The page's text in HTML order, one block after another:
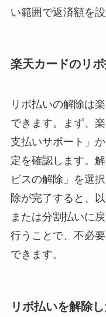
い範囲で返済額を
楽天カードのリ
リボ払いの解除は
できます。まず、
支払いサポート」
定を確認します。
ビスの解除」を選
除が完了すると、
または分割払いに
行うことで、不必
できます。
リボ払いを解除